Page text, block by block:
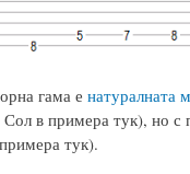
гама е натуралната
в примера тук), но с
тук).